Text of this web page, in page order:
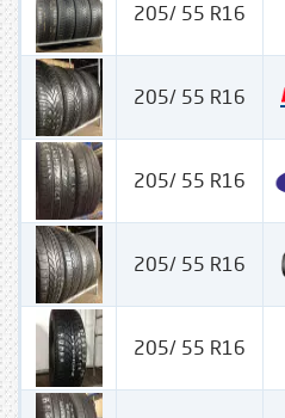
205/ 55 R16
205/ 55 R16
205/ 55 R16
205/ 55 R16
205/ 55 R16